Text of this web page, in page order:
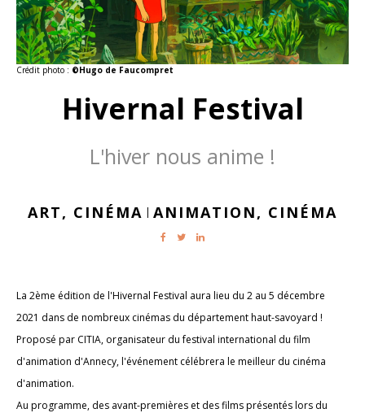
Crédit photo : ©Hugo de Faucompret
Hivernal Festival
L'hiver nous anime !
ART, CINÉMA | ANIMATION, CINÉMA
La 2ème édition de l'Hivernal Festival aura lieu du 2 au 5 décembre
2021 dans de nombreux cinémas du département haut-savoyard !
Proposé par CITIA, organisateur du festival international du film
d'animation d'Annecy, l'événement célébrera le meilleur du cinéma
d'animation.
Au programme, des avant-premières et des films présentés lors du